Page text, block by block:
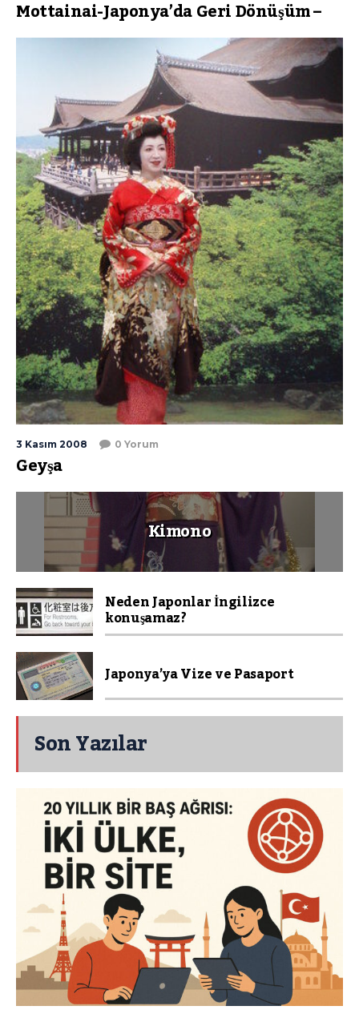
Mottainai-Japonya’da Geri Dönüşüm –
3 Kasım 2008 0 Yorum
Geyşa
Kimono
Neden Japonlar İngilizce
konuşamaz?
Japonya’ya Vize ve Pasaport
Son Yazılar